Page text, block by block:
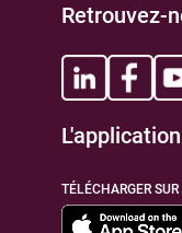
Retrouvez-
TÉLÉCHARGER